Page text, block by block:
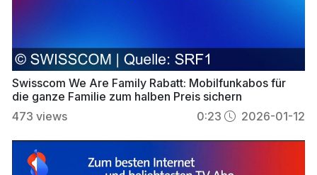
Swisscom We Are Family Rabatt: Mobilfunkabos für
die ganze Familie zum halben Preis sichern
473 views 0:23 2026-01-12